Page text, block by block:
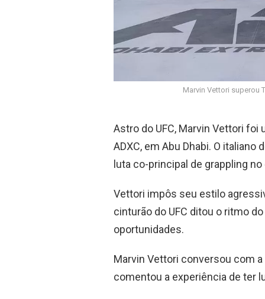
Marvin Vettori superou
Astro do UFC, Marvin Vettori
ADXC, em Abu Dhabi. O
luta co-principal de grappling no
Vettori impôs seu estilo
cinturão do UFC ditou o ritmo
oportunidades.
Marvin Vettori conversou com
comentou a experiência de ter